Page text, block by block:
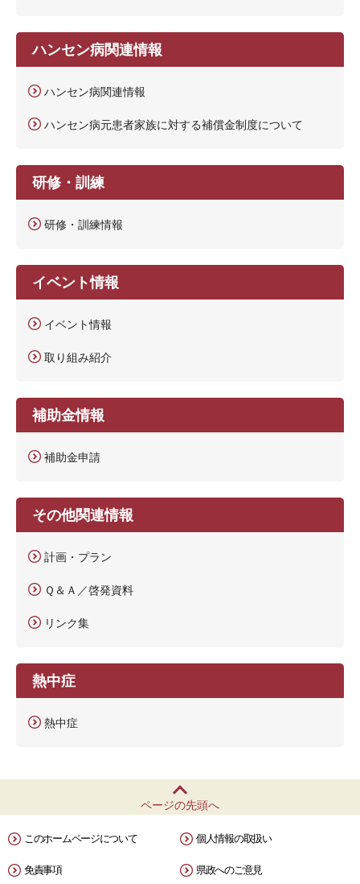
ハンセン病関連情報
ハンセン病関連情報
ハンセン病元患者家族に対する補償金制度について
研修・訓練
研修・訓練情報
イベント情報
イベント情報
取り組み紹介
補助金情報
補助金申請
その他関連情報
計画・プラン
Ｑ＆Ａ／啓発資料
リンク集
熱中症
熱中症
ページの先頭へ
このホームページについて 個人情報の取扱い
免責事項 県政へのご意見